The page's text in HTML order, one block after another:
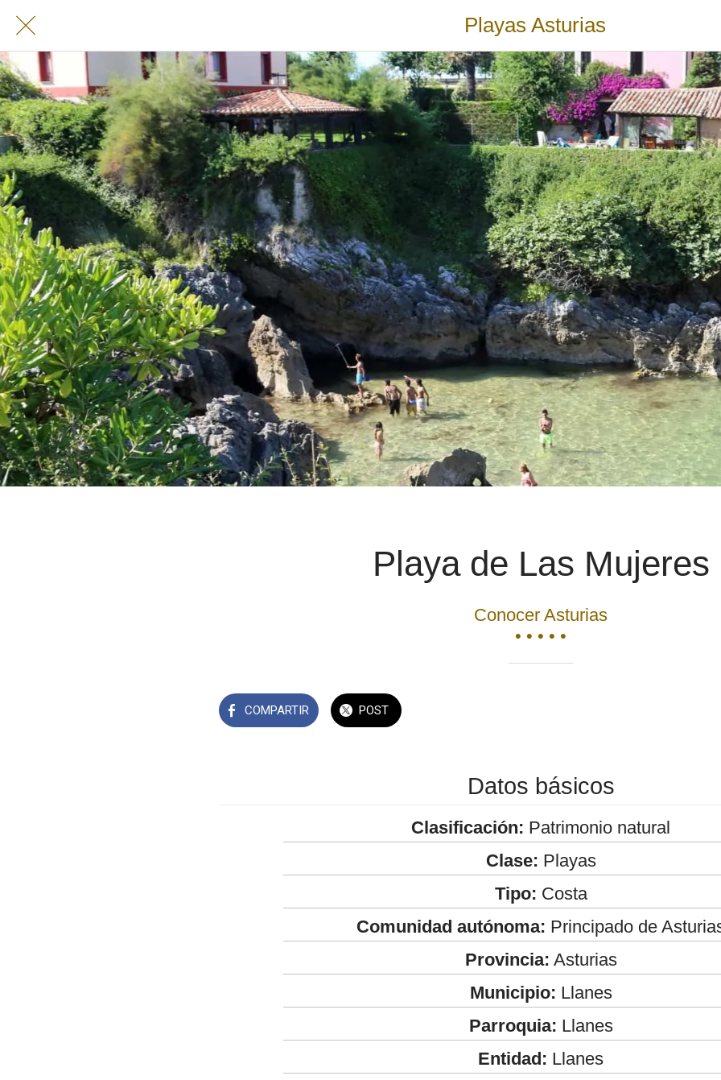
Playas Asturias
Playa de Las Mujeres
Conocer Asturias
• • • • •
COMPARTIR POST
Datos básicos
Clasificación: Patrimonio natural
Clase: Playas
Tipo: Costa
Comunidad autónoma: Principado de
Provincia: Asturias
Municipio: Llanes
Parroquia: Llanes
Entidad: Llanes